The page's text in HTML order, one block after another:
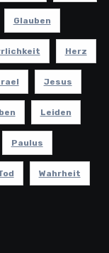
Glauben
Herz
Jesus
Leiden
Paulus
Wahrheit